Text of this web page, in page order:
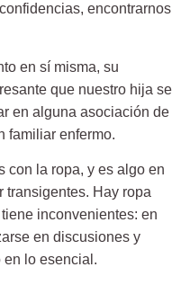
encontrarnos
en sí misma, su
que nuestro hija se
en alguna asociación de
familiar enfermo.
con la ropa, y es algo en
transigentes. Hay ropa
inconvenientes: en
en discusiones y
en lo esencial.